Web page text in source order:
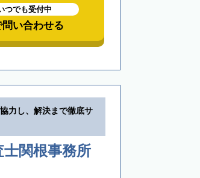
つでも受付中
い合わせる
力し、解決まで徹底サ
関根事務所